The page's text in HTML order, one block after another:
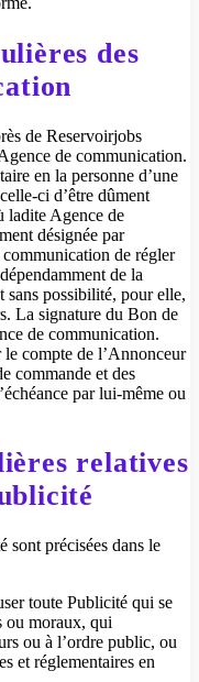
des
de Reservoirjobs
de communication.
en la personne d’une
ci d’être dûment
ladite Agence de
désignée par
de régler
de la
possibilité, pour elle,
La signature du Bon de
de communication.
compte de l’Annonceur
commande et des
par lui-même ou
relatives
sont précisées dans le
toute Publicité qui se
ou moraux, qui
ou à l’ordre public, ou
et réglementaires en